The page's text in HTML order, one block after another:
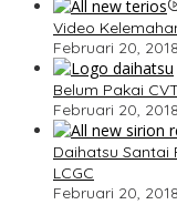
Video
Februari 20, 2018
Belum Pakai
Februari 20, 2018
Daihatsu Santai
LCGC
Februari 20, 2018